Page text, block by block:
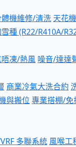
體機維修/清洗 天花
種 (R22/R410A/
凍/熱風 噪音/達達
商業冷氣大洗合約
與搬位 專業搭棚/免
多聯系統 風喉工